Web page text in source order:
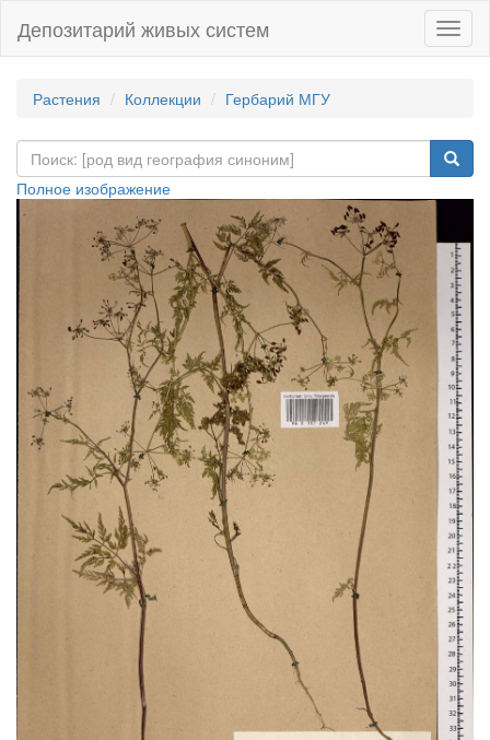
Депозитарий живых систем
Растения Коллекции Гербарий МГУ
Полное изображение